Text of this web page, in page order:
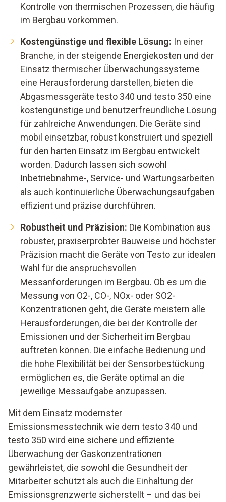
Kontrolle von thermischen Prozessen, die häufig
im Bergbau vorkommen.
Kostengünstige und flexible Lösung: In einer
Branche, in der steigende Energiekosten und der
Einsatz thermischer Überwachungssysteme
eine Herausforderung darstellen, bieten die
Abgasmessgeräte testo 340 und testo 350 eine
kostengünstige und benutzerfreundliche Lösung
für zahlreiche Anwendungen. Die Geräte sind
mobil einsetzbar, robust konstruiert und speziell
für den harten Einsatz im Bergbau entwickelt
worden. Dadurch lassen sich sowohl
Inbetriebnahme-, Service- und Wartungsarbeiten
als auch kontinuierliche Überwachungsaufgaben
effizient und präzise durchführen.
Robustheit und Präzision: Die Kombination aus
robuster, praxiserprobter Bauweise und höchster
Präzision macht die Geräte von Testo zur idealen
Wahl für die anspruchsvollen
Messanforderungen im Bergbau. Ob es um die
Messung von O2-, CO-, NOx- oder SO2-
Konzentrationen geht, die Geräte meistern alle
Herausforderungen, die bei der Kontrolle der
Emissionen und der Sicherheit im Bergbau
auftreten können. Die einfache Bedienung und
die hohe Flexibilität bei der Sensorbestückung
ermöglichen es, die Geräte optimal an die
jeweilige Messaufgabe anzupassen.
Mit dem Einsatz modernster
Emissionsmesstechnik wie dem testo 340 und
testo 350 wird eine sichere und effiziente
Überwachung der Gaskonzentrationen
gewährleistet, die sowohl die Gesundheit der
Mitarbeiter schützt als auch die Einhaltung der
Emissionsgrenzwerte sicherstellt – und das bei